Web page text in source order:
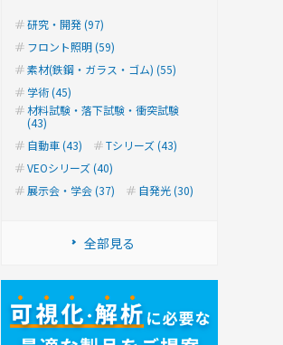
研究・開発 (97)
フロント照明 (59)
素材(鉄鋼・ガラス・ゴム) (55)
学術 (45)
材料試験・落下試験・衝突試験
(43)
自動車 (43)
Tシリーズ (43)
VEOシリーズ (40)
展示会・学会 (37)
自発光 (30)
全部見る